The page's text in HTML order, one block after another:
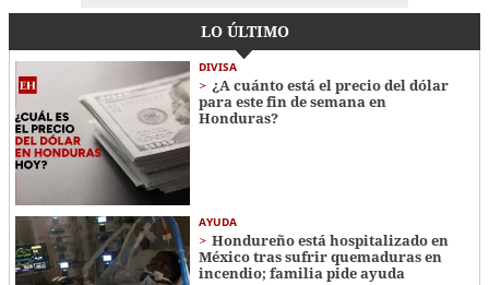
LO ÚLTIMO
DIVISA
¿A cuánto está el precio del dólar
para este fin de semana en
Honduras?
AYUDA
Hondureño está hospitalizado en
México tras sufrir quemaduras en
incendio; familia pide ayuda